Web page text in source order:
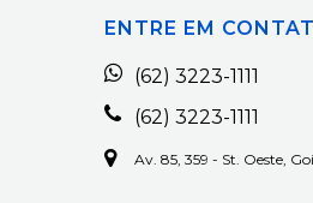
ENTRE EM
(62) 3223-1111
(62) 3223-1111
Av. 85, 359 - St. Oeste,